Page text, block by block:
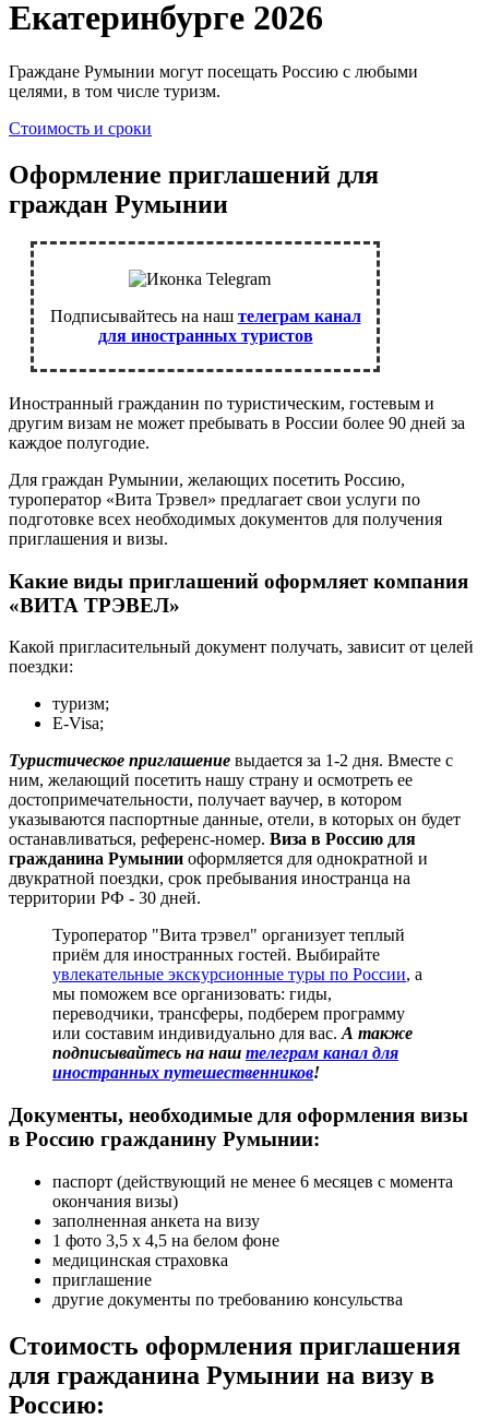
Екатеринбурге 2026
Граждане Румынии могут посещать Россию с любыми
целями, в том числе туризм.
Стоимость и сроки
Оформление приглашений для
граждан Румынии
Подписывайтесь на наш телеграм канал
для иностранных туристов
Иностранный гражданин по туристическим, гостевым и
другим визам не может пребывать в России более 90 дней за
каждое полугодие.
Для граждан Румынии, желающих посетить Россию,
туроператор «Вита Трэвел» предлагает свои услуги по
подготовке всех необходимых документов для получения
приглашения и визы.
Какие виды приглашений оформляет компания
«ВИТА ТРЭВЕЛ»
Какой пригласительный документ получать, зависит от целей
поездки:
туризм;
E-Visa;
Туристическое приглашение выдается за 1-2 дня. Вместе с
ним, желающий посетить нашу страну и осмотреть ее
достопримечательности, получает ваучер, в котором
указываются паспортные данные, отели, в которых он будет
останавливаться, референс-номер. Виза в Россию для
гражданина Румынии оформляется для однократной и
двукратной поездки, срок пребывания иностранца на
территории РФ - 30 дней.
Туроператор "Вита трэвел" организует теплый
приём для иностранных гостей. Выбирайте
увлекательные экскурсионные туры по России, а
мы поможем все организовать: гиды,
переводчики, трансферы, подберем программу
или составим индивидуально для вас. А также
подписывайтесь на наш телеграм канал для
иностранных путешественников!
Документы, необходимые для оформления визы
в Россию гражданину Румынии:
паспорт (действующий не менее 6 месяцев с момента
окончания визы)
заполненная анкета на визу
1 фото 3,5 х 4,5 на белом фоне
медицинская страховка
приглашение
другие документы по требованию консульства
Стоимость оформления приглашения
для гражданина Румынии на визу в
Россию: